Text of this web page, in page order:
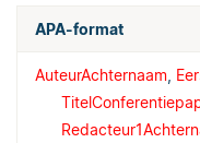
APA-format
AuteurAchternaam